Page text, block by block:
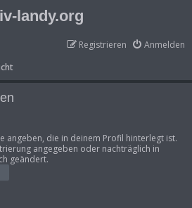
landy.org
Anmelden
Registrieren
angeben, die in deinem Profil hinterlegt ist.
angegeben oder nachträglich in
geändert.